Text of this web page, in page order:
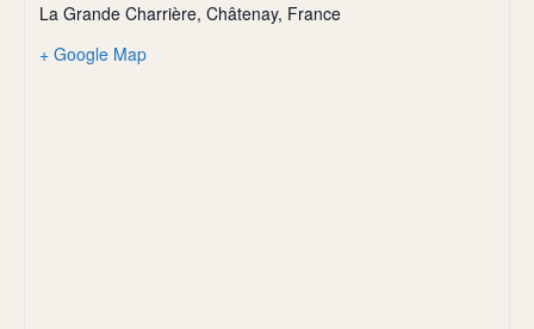
La Grande Charrière, Châtenay, France
+ Google Map